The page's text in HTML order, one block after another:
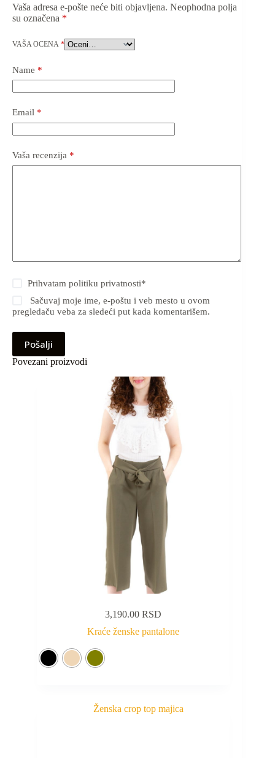
Vaša adresa e-pošte neće biti objavljena. Neophodna polja
su označena *
VAŠA OCENA *
Name *
Email *
Vaša recenzija *
Prihvatampolitiku privatnosti*
Sačuvaj moje ime, e-poštu i veb mesto u ovom
pregledaču veba za sledeći put kada komentarišem.
Pošalji
Povezani proizvodi
3,190.00RSD
Kraće ženske pantalone